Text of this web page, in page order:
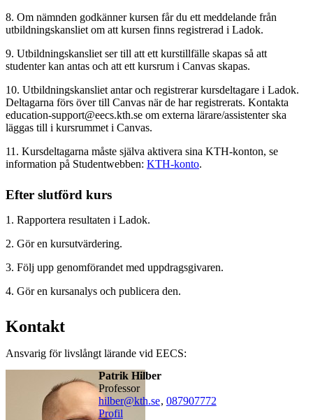
8. Om nämnden godkänner kursen får du ett meddelande från
utbildningskansliet om att kursen finns registrerad i Ladok.
9. Utbildningskansliet ser till att ett kurstillfälle skapas så att
studenter kan antas och att ett kursrum i Canvas skapas.
10. Utbildningskansliet antar och registrerar kursdeltagare i Ladok.
Deltagarna förs över till Canvas när de har registrerats. Kontakta
education-support@eecs.kth.se om externa lärare/assistenter ska
läggas till i kursrummet i Canvas.
11. Kursdeltagarna måste själva aktivera sina KTH-konton, se
information på Studentwebben: KTH-konto.
Efter slutförd kurs
1. Rapportera resultaten i Ladok.
2. Gör en kursutvärdering.
3. Följ upp genomförandet med uppdragsgivaren.
4. Gör en kursanalys och publicera den.
Kontakt
Ansvarig för livslångt lärande vid EECS:
Patrik Hilber
professor
hilber@kth.se, 087907772
Profil